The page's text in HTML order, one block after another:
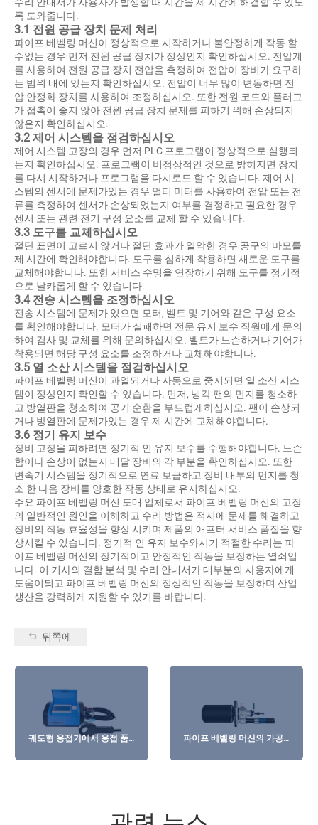
록 도와줍니다.
3.1 전원 공급 장치 문제 처리
파이프 베벨링 머신이 정상적으로 시작하거나 불안정하게 작동 할
수없는 경우 먼저 전원 공급 장치가 정상인지 확인하십시오. 전압계
를 사용하여 전원 공급 장치 전압을 측정하여 전압이 장비가 요구하
는 범위 내에 있는지 확인하십시오. 전압이 너무 많이 변동하면 전
압 안정화 장치를 사용하여 조정하십시오. 또한 전원 코드와 플러그
가 접촉이 좋지 않아 전원 공급 장치 문제를 피하기 위해 손상되지
않은지 확인하십시오.
3.2 제어 시스템을 점검하십시오
제어 시스템 고장의 경우 먼저 PLC 프로그램이 정상적으로 실행되
는지 확인하십시오. 프로그램이 비정상적인 것으로 밝혀지면 장치
를 다시 시작하거나 프로그램을 다시로드 할 수 있습니다. 제어 시
스템의 센서에 문제가있는 경우 멀티 미터를 사용하여 전압 또는 전
류를 측정하여 센서가 손상되었는지 여부를 결정하고 필요한 경우
센서 또는 관련 전기 구성 요소를 교체 할 수 있습니다.
3.3 도구를 교체하십시오
절단 표면이 고르지 않거나 절단 효과가 열악한 경우 공구의 마모를
제 시간에 확인해야합니다. 도구를 심하게 착용하면 새로운 도구를
교체해야합니다. 또한 서비스 수명을 연장하기 위해 도구를 정기적
으로 날카롭게 할 수 있습니다.
3.4 전송 시스템을 조정하십시오
전송 시스템에 문제가 있으면 모터, 벨트 및 기어와 같은 구성 요소
를 확인해야합니다. 모터가 실패하면 전문 유지 보수 직원에게 문의
하여 검사 및 교체를 위해 문의하십시오. 벨트가 느슨하거나 기어가
착용되면 해당 구성 요소를 조정하거나 교체해야합니다.
3.5 열 소산 시스템을 점검하십시오
파이프 베벨링 머신이 과열되거나 자동으로 중지되면 열 소산 시스
템이 정상인지 확인할 수 있습니다. 먼저, 냉각 팬의 먼지를 청소하
고 방열판을 청소하여 공기 순환을 부드럽게하십시오. 팬이 손상되
거나 방열판에 문제가있는 경우 제 시간에 교체해야합니다.
3.6 정기 유지 보수
장비 고장을 피하려면 정기적 인 유지 보수를 수행해야합니다. 느슨
함이나 손상이 없는지 매달 장비의 각 부분을 확인하십시오. 또한
변속기 시스템을 정기적으로 연료 보급하고 장비 내부의 먼지를 청
소 한 다음 장비를 양호한 작동 상태로 유지하십시오.
주요 파이프 베벨링 머신 도매 업체로서 파이프 베벨링 머신의 고장
의 일반적인 원인을 이해하고 수리 방법은 적시에 문제를 해결하고
장비의 작동 효율성을 향상 시키며 제품의 애프터 서비스 품질을 향
상시킬 수 있습니다. 정기적 인 유지 보수와시기 적절한 수리는 파
이프 베벨링 머신의 장기적이고 안정적인 작동을 보장하는 열쇠입
니다. 이 기사의 결함 분석 및 수리 안내서가 대부분의 사용자에게
도움이되고 파이프 베벨링 머신의 정상적인 작동을 보장하며 산업
생산을 강력하게 지원할 수 있기를 바랍니다.
뒤쪽에
궤도형 용접기에서 용접 품
파이프 베벨링 머신의 가공